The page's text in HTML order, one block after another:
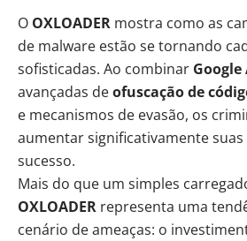
O OXLOADER mostra como as
de malware estão se tornando
sofisticadas. Ao combinar Google
avançadas deofuscação de
e mecanismos de evasão, os
aumentar significativamente suas
sucesso.
Mais do que um simples
OXLOADER representa uma
cenário de ameaças: o